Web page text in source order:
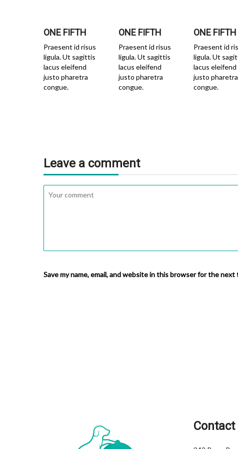
ONE FIFTH
Praesent id risus
ligula. Ut sagittis
lacus eleifend
justo pharetra
congue.
ONE FIFTH
Praesent id risus
ligula. Ut sagittis
lacus eleifend
justo pharetra
congue.
ONE FIFTH
Praesent id
ligula. Ut
lacus eleifend
justo pharetra
congue.
Leave a comment
Save my name, email, and website in this browser for the next